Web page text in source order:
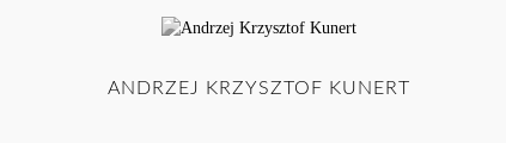
ANDRZEJ KRZYSZTOF KUNERT